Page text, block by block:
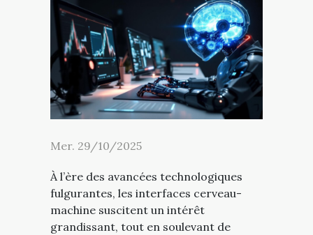
Mer. 29/10/2025
À l’ère des avancées technologiques
fulgurantes, les interfaces cerveau-
machine suscitent un intérêt
grandissant, tout en soulevant de